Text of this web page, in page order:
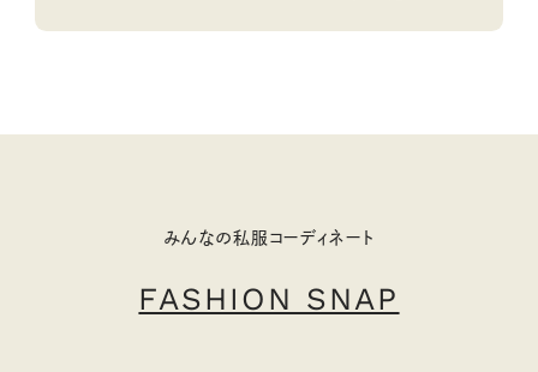
みんなの私服コーディネート
FASHION SNAP